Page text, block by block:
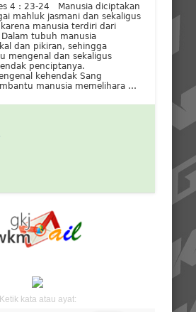
4 : 23-24 Manusia diciptakan
mahluk jasmani dan sekaligus
manusia terdiri dari
tubuh manusia
dan pikiran, sehingga
mengenal dan sekaligus
penciptanya.
kehendak Sang
manusia memelihara …
Ketik kata atau ayat: